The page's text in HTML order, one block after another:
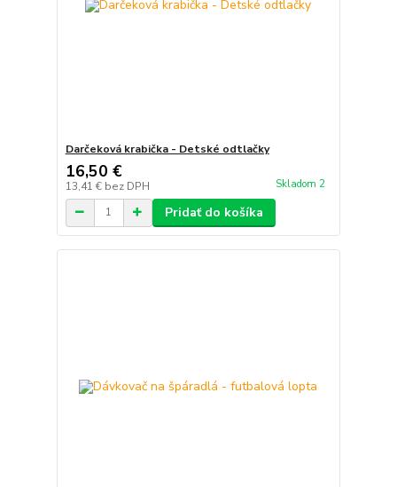
Darčeková krabička - Detské odtlačky
16,50 €
13,41 € bez DPH Skladom 2
Pridať do košíka